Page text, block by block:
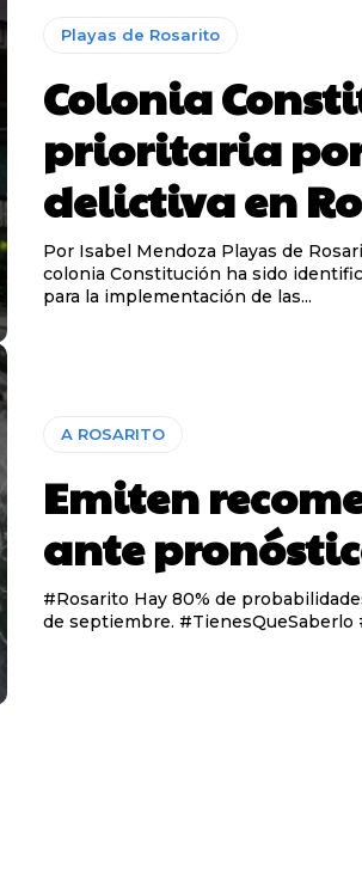
Playas de Rosarito
Colonia
prioritaria
delictiva en
Por Isabel Mendoza Playas de Rosarito, 28 de marzo de 2026.-La
colonia Constitución ha sido
para la implementación de las...
A ROSARITO
Emiten
ante
#Rosarito Hay 80% de
de septiembre. #TienesQueSaberlo